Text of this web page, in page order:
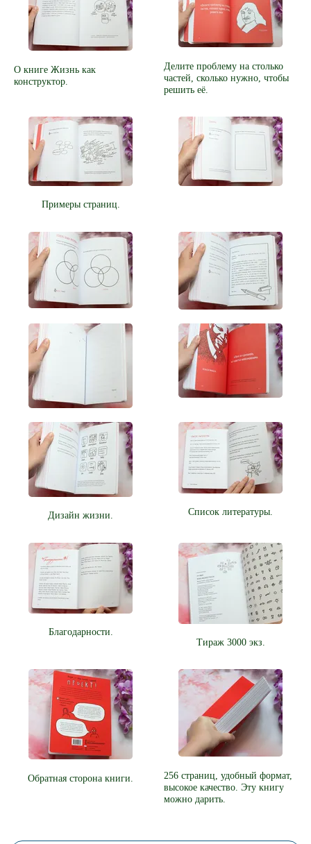
О книге Жизнь как
конструктор.
Делите проблему на столько
частей, сколько нужно, чтобы
решить её.
Примеры страниц.
Дизайн жизни. Список литературы.
Благодарности.
Тираж 3000 экз.
Обратная сторона книги.
256 страниц, удобный формат,
высокое качество. Эту книгу
можно дарить.